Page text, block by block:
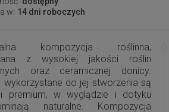
w: 14 dni roboczych
kompozycja roślinna,
z wysokiej jakości roślin
oraz ceramicznej donicy.
wykorzystane do jej stworzenia są
premium, w wyglądzie i dotyku
naturalne. Kompozycja